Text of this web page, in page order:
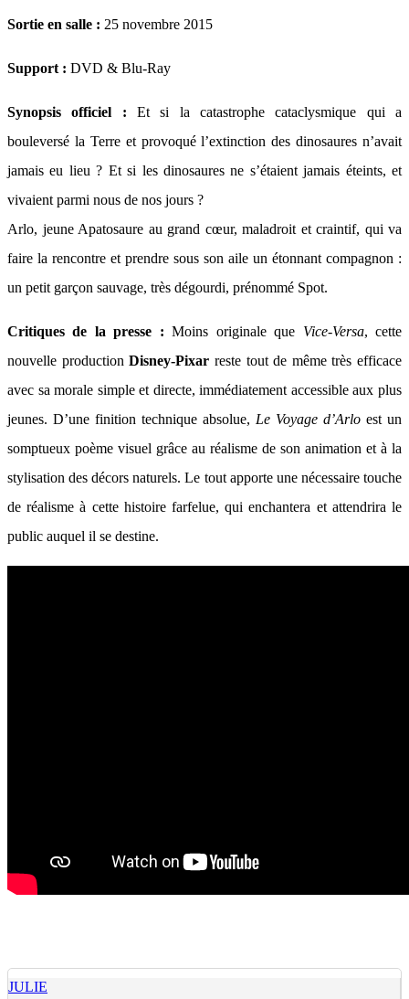
Sortie en salle : 25 novembre 2015
Support : DVD & Blu-Ray
Synopsis officiel : Et si la catastrophe cataclysmique qui a
bouleversé la Terre et provoqué l’extinction des dinosaures n’avait
jamais eu lieu ? Et si les dinosaures ne s’étaient jamais éteints, et
vivaient parmi nous de nos jours ?
Arlo, jeune Apatosaure au grand cœur, maladroit et craintif, qui va
faire la rencontre et prendre sous son aile un étonnant compagnon :
un petit garçon sauvage, très dégourdi, prénommé Spot.
Critiques de la presse : Moins originale que Vice-Versa, cette
nouvelle productionDisney-Pixar reste tout de même très efficace
avec sa morale simple et directe, immédiatement accessible aux plus
jeunes. D’une finition technique absolue, Le Voyage d’Arlo est un
somptueux poème visuel grâce au réalisme de son animation et à la
stylisation des décors naturels. Le tout apporte une nécessaire touche
de réalisme à cette histoire farfelue, qui enchantera et attendrira le
public auquel il se destine.
JULIE